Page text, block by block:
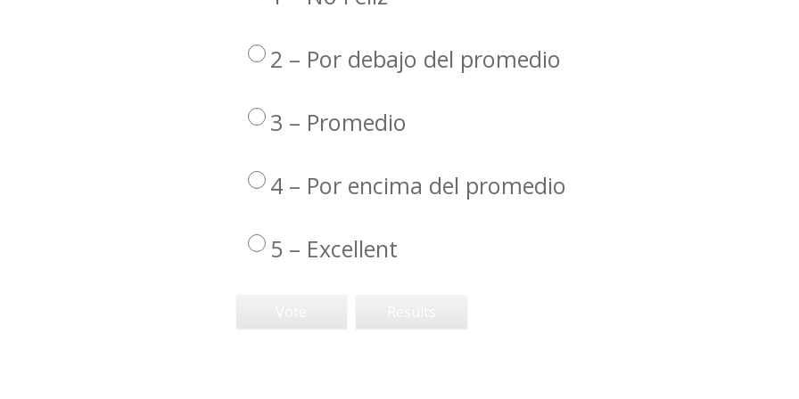
2 – Por debajo del promedio
3 – Promedio
4 – Por encima del promedio
5 – Excellent